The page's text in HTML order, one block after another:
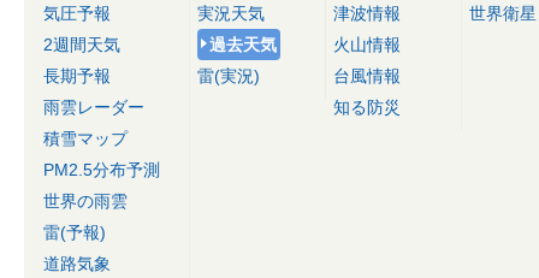
気圧予報
2週間天気
長期予報
雨雲レーダー
積雪マップ
PM2.5分布予測
世界の雨雲
雷(予報)
道路気象
実況天気
過去天気
雷(実況)
津波情報
火山情報
台風情報
知る防災
世界衛星